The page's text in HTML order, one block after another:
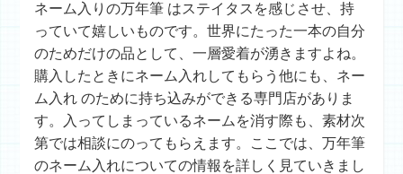
ネーム入りの万年筆 はステイタスを感じさせ、持
っていて嬉しいものです。世界にたった一本の自分
のためだけの品として、一層愛着が湧きますよね。
購入したときにネーム入れしてもらう他にも、ネー
ム入れ のために持ち込みができる専門店がありま
す。入ってしまっているネームを消す際も、素材次
第では相談にのってもらえます。ここでは、万年筆
のネーム入れについての情報を詳しく見ていきまし